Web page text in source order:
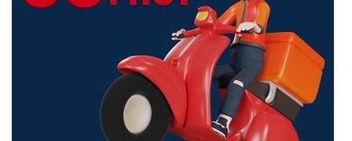
Năng lượng vô tận. Bảo vệ trọn đời
Đảm bảo sử dụng lâu dài mà không cần lo lắng về pin, dây cáp
hoặc sạc lại. Chỉ cần 45 phút sạc với ánh nắng mặt trời đủ năng
Điều chỉnh góc linh hoạt -
Gắn tấm pin mặt trời của bạn lên tường
hoặc mái nhà và điều chỉnh góc độ linh hoạt để thu đủ ánh sáng